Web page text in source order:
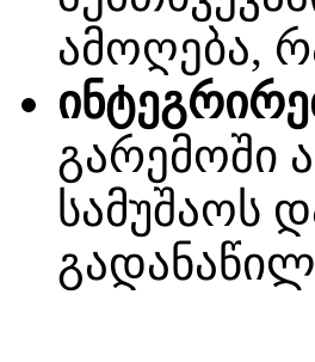
ამოღება,
გარემოში
სამუშაოს